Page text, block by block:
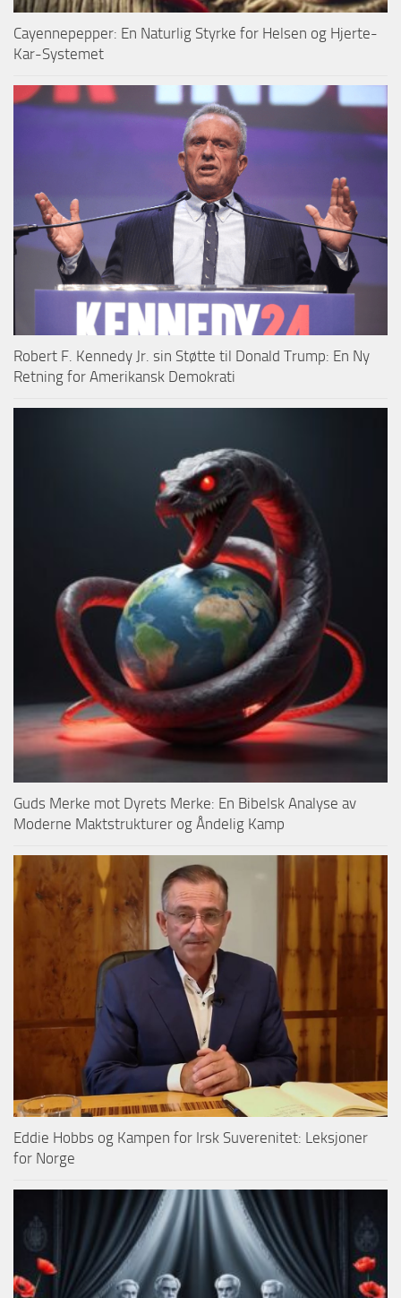
Cayennepepper: En Naturlig Styrke for Helsen og Hjerte-
Kar-Systemet
Robert F. Kennedy Jr. sin Støtte til Donald Trump: En Ny
Retning for Amerikansk Demokrati
Guds Merke mot Dyrets Merke: En Bibelsk Analyse av
Moderne Maktstrukturer og Åndelig Kamp
Eddie Hobbs og Kampen for Irsk Suverenitet: Leksjoner
for Norge